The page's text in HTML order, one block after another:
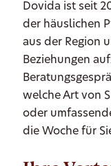
Dovida ist seit
der häuslichen
aus der Region
Beziehungen
welche Art von
oder
die Woche für